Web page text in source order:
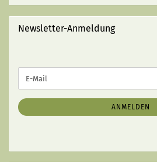
(MIT
STRICHEN):
Newsletter-Anmeldung
ZUR
ANMELDUNG
E-
Mail
ANMELDEN